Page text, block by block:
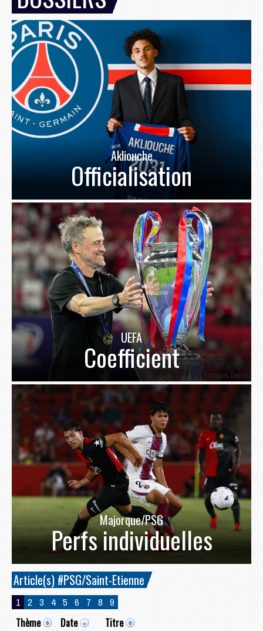
Akliouche
Officialisation
UEFA
Coefficient
Majorque/PSG
Perfs individuelles
Article(s) #PSG/Saint-Etienne
1 2 3 4 5 6 7 8 9
Thème Date Titre